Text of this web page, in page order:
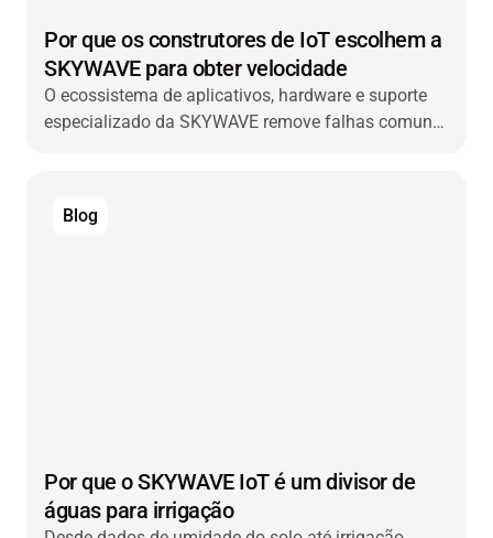
Por que os construtores de IoT escolhem a
SKYWAVE para obter velocidade
O ecossistema de aplicativos, hardware e suporte
especializado da SKYWAVE remove falhas comuns
Blog
Por que o SKYWAVE IoT é um divisor de
águas para irrigação